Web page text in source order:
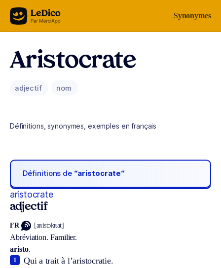
Aller au contenu Synonymes
Aristocrate
adjectif nom
Définitions, synonymes, exemples en français
Définitions de “aristocrate“
aristocrate
adjectif
FR [aʀistɔkʀat]
Abréviation. Familier.
aristo.
Qui a trait à l’aristocratie.
1